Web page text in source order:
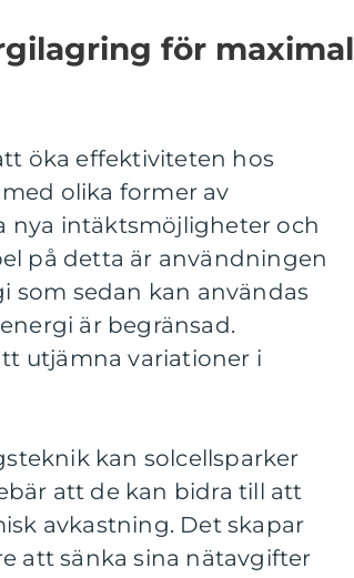
för maximal
öka effektiviteten hos
olika former av
nya intäktsmöjligheter och
på detta är användningen
som sedan kan användas
är begränsad.
utjämna variationer i
kan solcellsparker
att de kan bidra till att
avkastning. Det skapar
att sänka sina nätavgifter